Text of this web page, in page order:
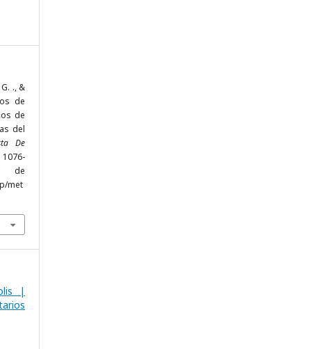
., &
de
de
del
De
de
met
|